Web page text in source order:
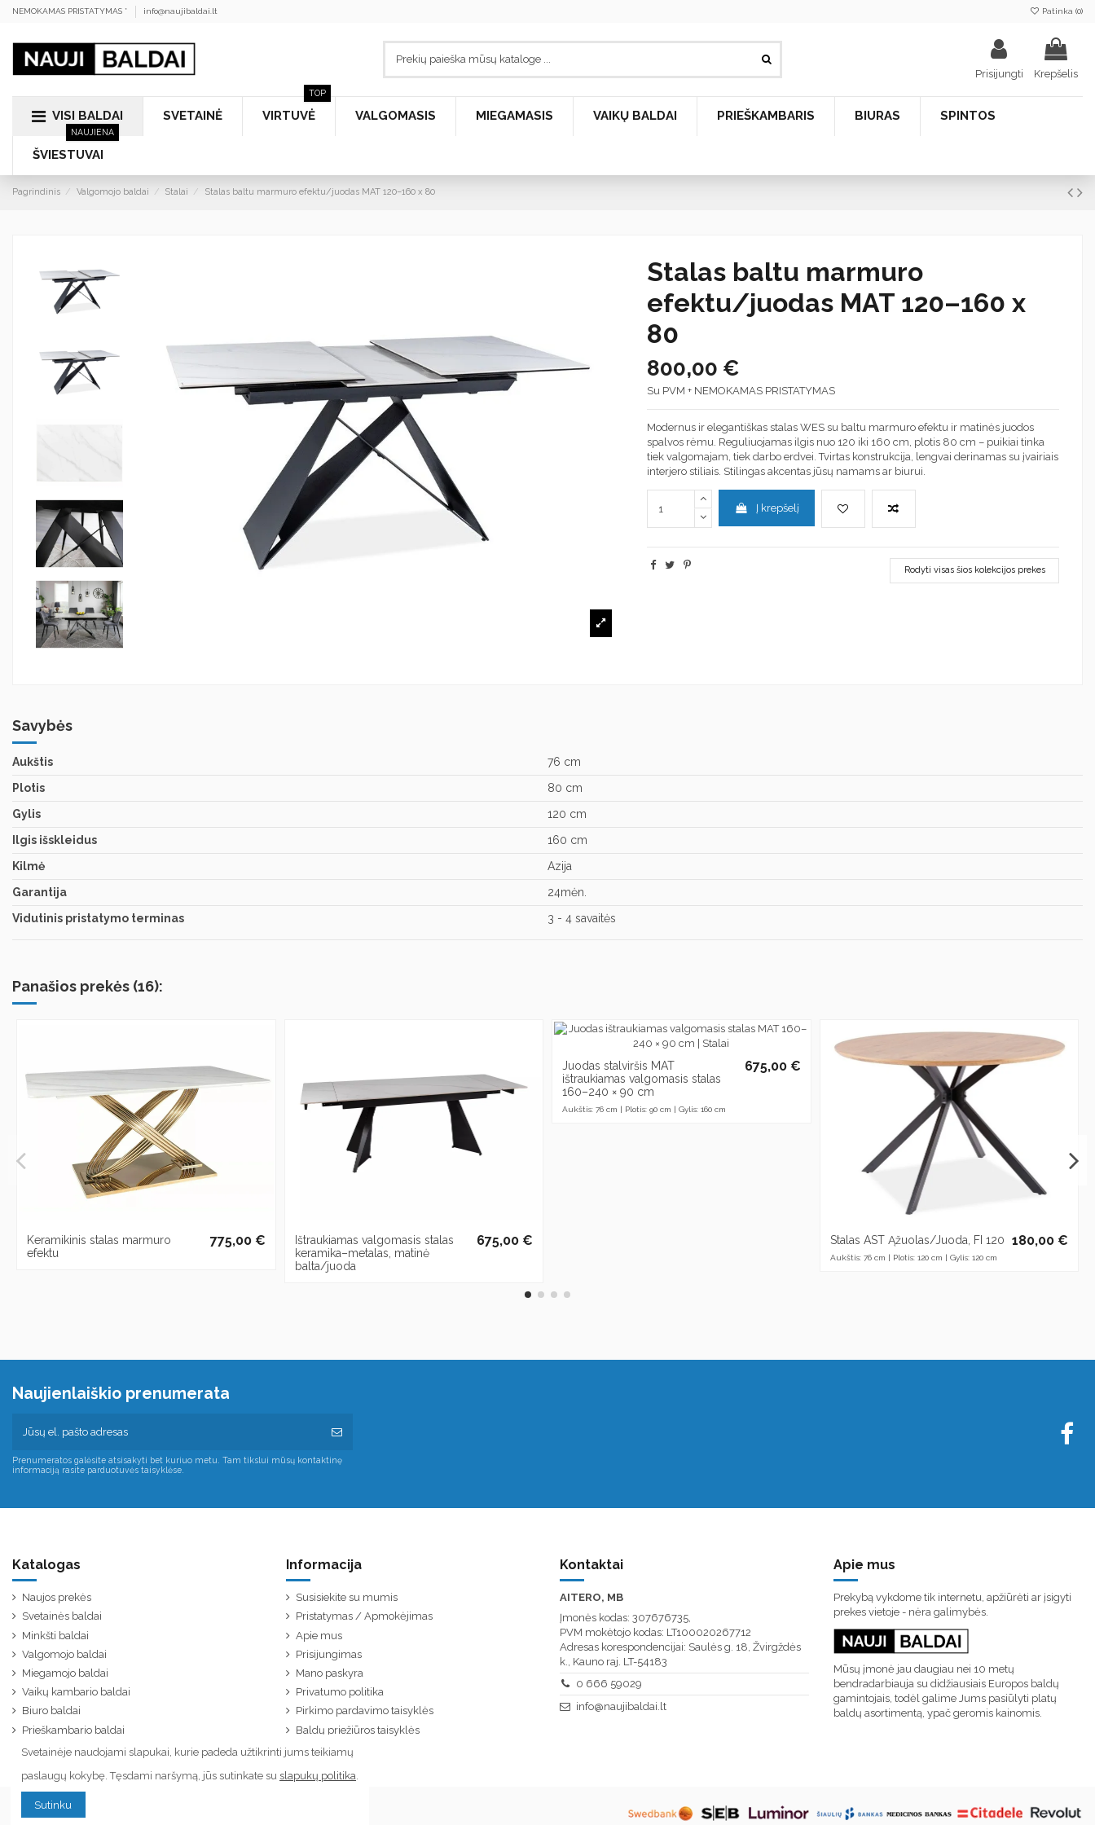
NEMOKAMAS PRISTATYMAS * info@naujibaldai.lt Patinka (0)
Prisijungti Krepšelis
VISI BALDAI SVETAINĖ VIRTUVĖ
TOP
VALGOMASIS MIEGAMASIS VAIKŲ BALDAI PRIEŠKAMBARIS BIURAS SPINTOS
ŠVIESTUVAI
NAUJIENA
Pagrindinis Valgomojo baldai Stalai Stalas baltu marmuro efektu/juodas MAT 120–160 x 80
Stalas baltu marmuro
efektu/juodas MAT 120–160 x
80
800,00 €
Su PVM + NEMOKAMAS PRISTATYMAS
Modernus ir elegantiškas stalas WES su baltu marmuro efektu ir matinės juodos
spalvos rėmu. Reguliuojamas ilgis nuo 120 iki 160 cm, plotis 80 cm – puikiai tinka
tiek valgomajam, tiek darbo erdvei. Tvirtas konstrukcija, lengvai derinamas su įvairiais
interjero stiliais. Stilingas akcentas jūsų namams ar biurui.
Į krepšelį
Rodyti visas šios kolekcijos prekes
Savybės
Aukštis
76 cm
Plotis
80 cm
Gylis
120 cm
Ilgis išskleidus
160 cm
Kilmė
Azija
Garantija
24mėn.
Vidutinis pristatymo terminas
3 - 4 savaitės
Panašios prekės (16):
Keramikinis stalas marmuro
efektu
775,00 €
Ištraukiamas valgomasis stalas
keramika–metalas, matinė
balta/juoda
675,00 €
Juodas stalviršis MAT
ištraukiamas valgomasis stalas
160–240 × 90 cm
Aukštis: 76 cm | Plotis: 90 cm | Gylis: 160 cm
675,00 €
Stalas AST Ąžuolas/Juoda, FI 120
Aukštis: 76 cm | Plotis: 120 cm | Gylis: 120 cm
180,00 €
Naujienlaiškio prenumerata
Prenumeratos galėsite atsisakyti bet kuriuo metu. Tam tikslui mūsų kontaktinę
informaciją rasite parduotuvės taisyklėse.
Katalogas
Naujos prekės
Svetainės baldai
Minkšti baldai
Valgomojo baldai
Miegamojo baldai
Vaikų kambario baldai
Biuro baldai
Prieškambario baldai
Informacija
Susisiekite su mumis
Pristatymas / Apmokėjimas
Apie mus
Prisijungimas
Mano paskyra
Privatumo politika
Pirkimo pardavimo taisyklės
Baldų priežiūros taisyklės
Kontaktai
AITERO, MB
Įmonės kodas: 307676735,
PVM mokėtojo kodas: LT100020267712
Adresas korespondencijai: Saulės g. 18, Žvirgždės
k., Kauno raj. LT-54183
0 666 59029
info@naujibaldai.lt
Apie mus
Prekybą vykdome tik internetu, apžiūrėti ar įsigyti
prekes vietoje - nėra galimybės.
Mūsų įmonė jau daugiau nei 10 metų
bendradarbiauja su didžiausiais Europos baldų
gamintojais, todėl galime Jums pasiūlyti platų
baldų asortimentą, ypač geromis kainomis.
Svetainėje naudojami slapukai, kurie padeda užtikrinti jums teikiamų
paslaugų kokybę. Tęsdami naršymą, jūs sutinkate su slapukų politika
Sutinku